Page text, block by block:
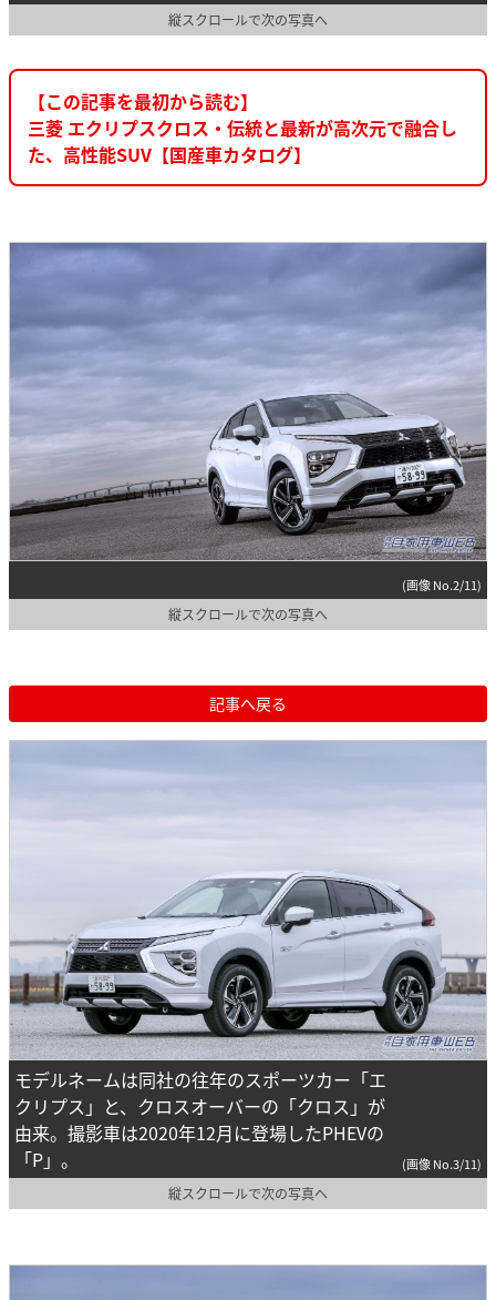
縦スクロールで次の写真へ
【この記事を最初から読む】
三菱 エクリプスクロス・伝統と最新が高次元で融合し
た、高性能SUV【国産車カタログ】
(画像 No.2/11)
縦スクロールで次の写真へ
記事へ戻る
モデルネームは同社の往年のスポーツカー「エ
クリプス」と、クロスオーバーの「クロス」が
由来。撮影車は2020年12月に登場したPHEVの
「P」。
(画像 No.3/11)
縦スクロールで次の写真へ